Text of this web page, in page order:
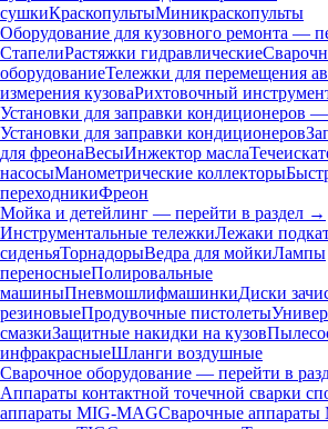
сушкиКраскопультыМиникраскопульты
Оборудование для кузовного ремонта —
СтапелиРастяжки гидравлические
оборудованиеТележки для перемещения
измерения кузоваРихтовочный
Установки для заправки кондиционеров
Установки для заправки кондиционеров
для фреонаВесыИнжектор масла
насосыМанометрические коллекторы
переходникиФреон
Мойка и детейлинг — перейти в раздел →
Инструментальные тележкиЛежаки
сиденьяТорнадорыВедра для мойкиЛампы
переносныеПолировальные
машиныПневмошлифмашинкиДиски
резиновыеПродувочные пистолеты
смазкиЗащитные накидки на кузов
инфракрасныеШланги воздушные
Сварочное оборудование — перейти в
Аппараты контактной точечной сварки
аппараты MIG-MAGСварочные аппараты